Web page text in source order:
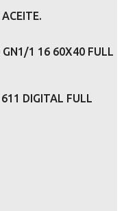
GN1/1 16 60X40 FULL
DIGITAL FULL